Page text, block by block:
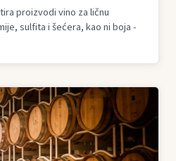
proizvodi vino za ličnu
sulfita i šećera, kao ni boja -